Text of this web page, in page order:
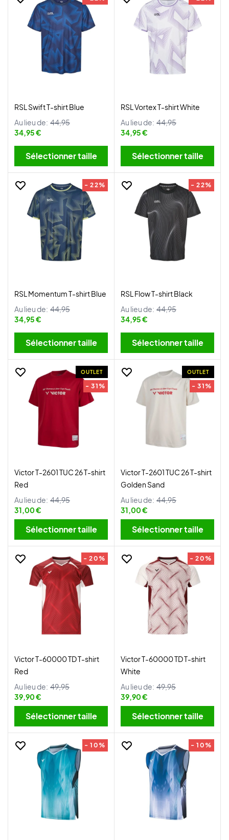
RSL Swift T-shirt Blue
Au lieu de: 44,95
34,95 €
Sélectionner taille
RSL Vortex T-shirt White
Au lieu de: 44,95
34,95 €
Sélectionner taille
- 22%
RSL Momentum T-shirt Blue
Au lieu de: 44,95
34,95 €
Sélectionner taille
- 22%
RSL Flow T-shirt Black
Au lieu de: 44,95
34,95 €
Sélectionner taille
OUTLET
- 31%
Victor T-2601 TUC 26 T-shirt
Red
Au lieu de: 44,95
31,00 €
Sélectionner taille
OUTLET
- 31%
Victor T-2601 TUC 26 T-shirt
Golden Sand
Au lieu de: 44,95
31,00 €
Sélectionner taille
- 20%
Victor T-60000 TD T-shirt
Red
Au lieu de: 49,95
39,90 €
Sélectionner taille
- 20%
Victor T-60000 TD T-shirt
White
Au lieu de: 49,95
39,90 €
Sélectionner taille
- 10% - 10%